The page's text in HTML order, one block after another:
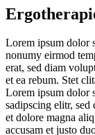
Lorem ipsum dolor
nonumy eirmod
erat, sed diam
et ea rebum. Stet
Lorem ipsum dolor
sadipscing elitr,
et dolore magna
accusam et justo